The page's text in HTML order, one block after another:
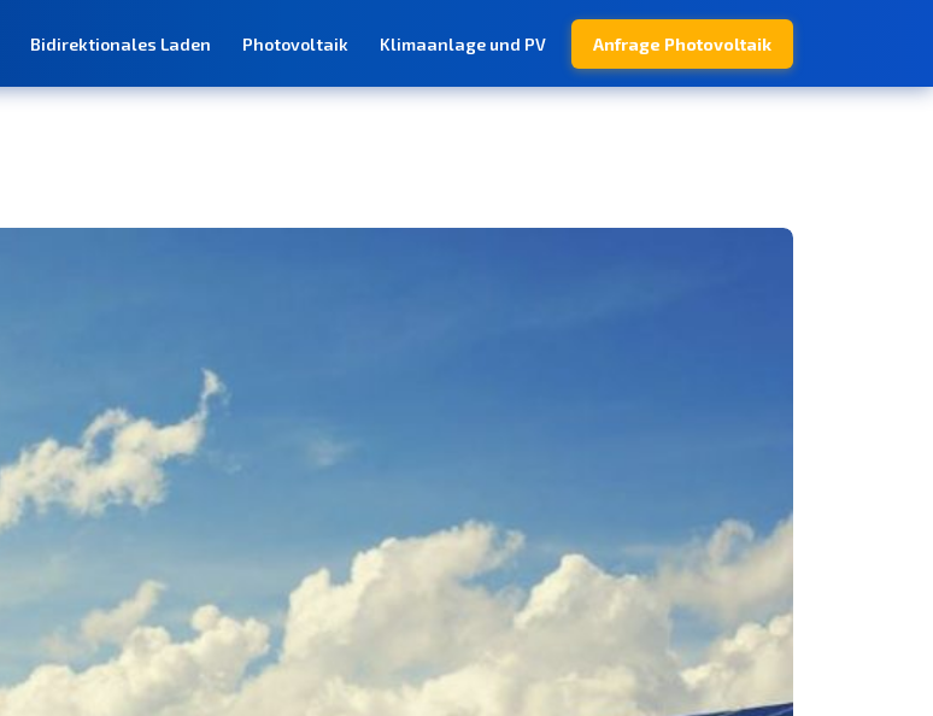
Bidirektionales Laden Photovoltaik Klimaanlage und PV Anfrage Photovoltaik